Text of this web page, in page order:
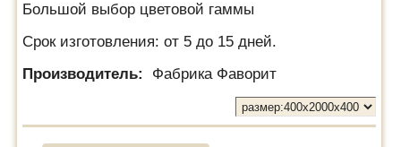
Большой выбор цветовой гаммы
Срок изготовления: от 5 до 15 дней.
Производитель:
Фабрика Фаворит